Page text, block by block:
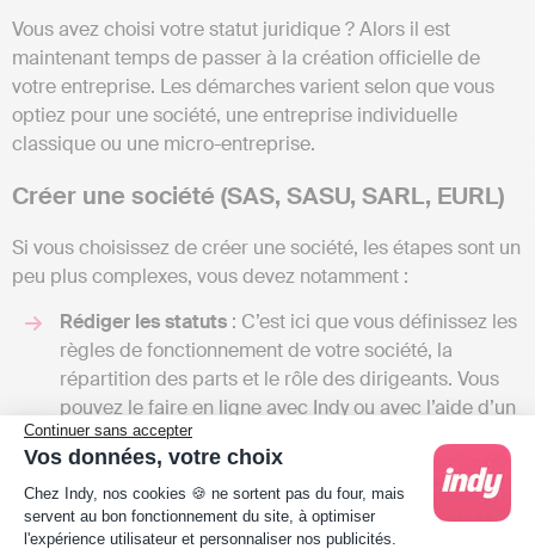
Continuer sans accepter
Vos données, votre choix
Plateforme de Gestion du Consentement :
Chez Indy, nos cookies 🍪 ne sortent pas du four, mais
servent au bon fonctionnement du site, à optimiser
l'expérience utilisateur et personnaliser nos publicités.
Vous avez choisi votre statut juridique ? Alors il est
maintenant temps de passer à la création officielle de
votre entreprise. Les démarches varient selon que vous
optiez pour une société, une entreprise individuelle
classique ou une micro-entreprise.
Créer une société (SAS, SASU, SARL, EURL)
Si vous choisissez de créer une société, les étapes sont un
peu plus complexes, vous devez notamment :
Rédiger les statuts : C’est ici que vous définissez les
règles de fonctionnement de votre société, la
répartition des parts et le rôle des dirigeants. Vous
pouvez le faire en ligne avec Indy ou avec l’aide d’un
expert ;
Déposer le capital social: L’argent que vous
apportez à la société doit être déposé sur uncompte
bancaire professionnel;